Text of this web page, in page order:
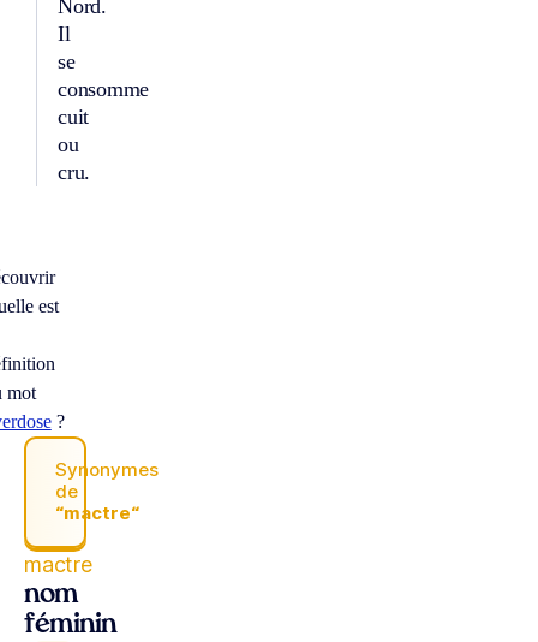
Nord.
Il
se
consomme
cuit
ou
cru.
est
mot
?
Synonymes
de
“mactre“
mactre
nom
féminin